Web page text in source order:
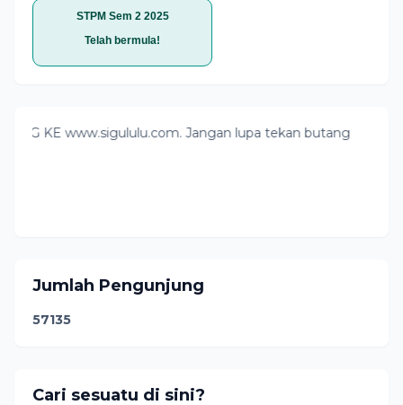
STPM Sem 2 2025
Telah bermula!
KE www.sigululu.com. Jangan lupa tekan butang follow ya.
Jumlah Pengunjung
57135
Cari sesuatu di sini?